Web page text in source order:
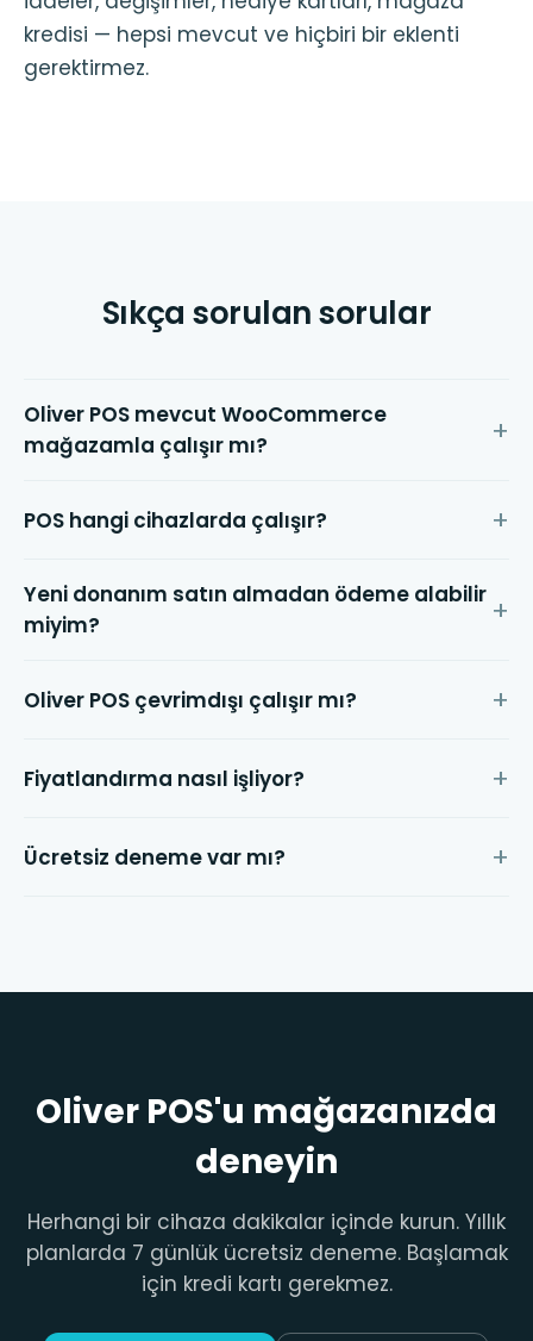
kredisi — hepsi mevcut ve hiçbiri bir eklenti
gerektirmez.
Sıkça sorulan sorular
Oliver POS mevcut WooCommerce
mağazamla çalışır mı?
POS hangi cihazlarda çalışır?
Yeni donanım satın almadan ödeme alabilir
miyim?
Oliver POS çevrimdışı çalışır mı?
Fiyatlandırma nasıl işliyor?
Ücretsiz deneme var mı?
Oliver POS'u mağazanızda
deneyin
Herhangi bir cihaza dakikalar içinde kurun. Yıllık
planlarda 7 günlük ücretsiz deneme. Başlamak
için kredi kartı gerekmez.